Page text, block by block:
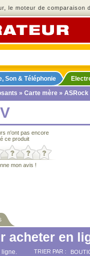
le moteur de comparaison
Son & Téléphonie
» Carte mère » ASRock
n'ont pas encore
ce produit
mon avis !
acheter en
ligne. TRIER PAR :